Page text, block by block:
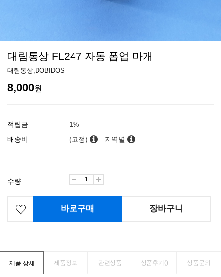
대림통상 FL247 자동 폽업 마개
대림통상,DOBIDOS
8,000원
적립금
1%
배송비
(고정) 지역별
수량
바로구매 장바구니
제품 상세 제품정보 관련상품 상품후기() 상품문의